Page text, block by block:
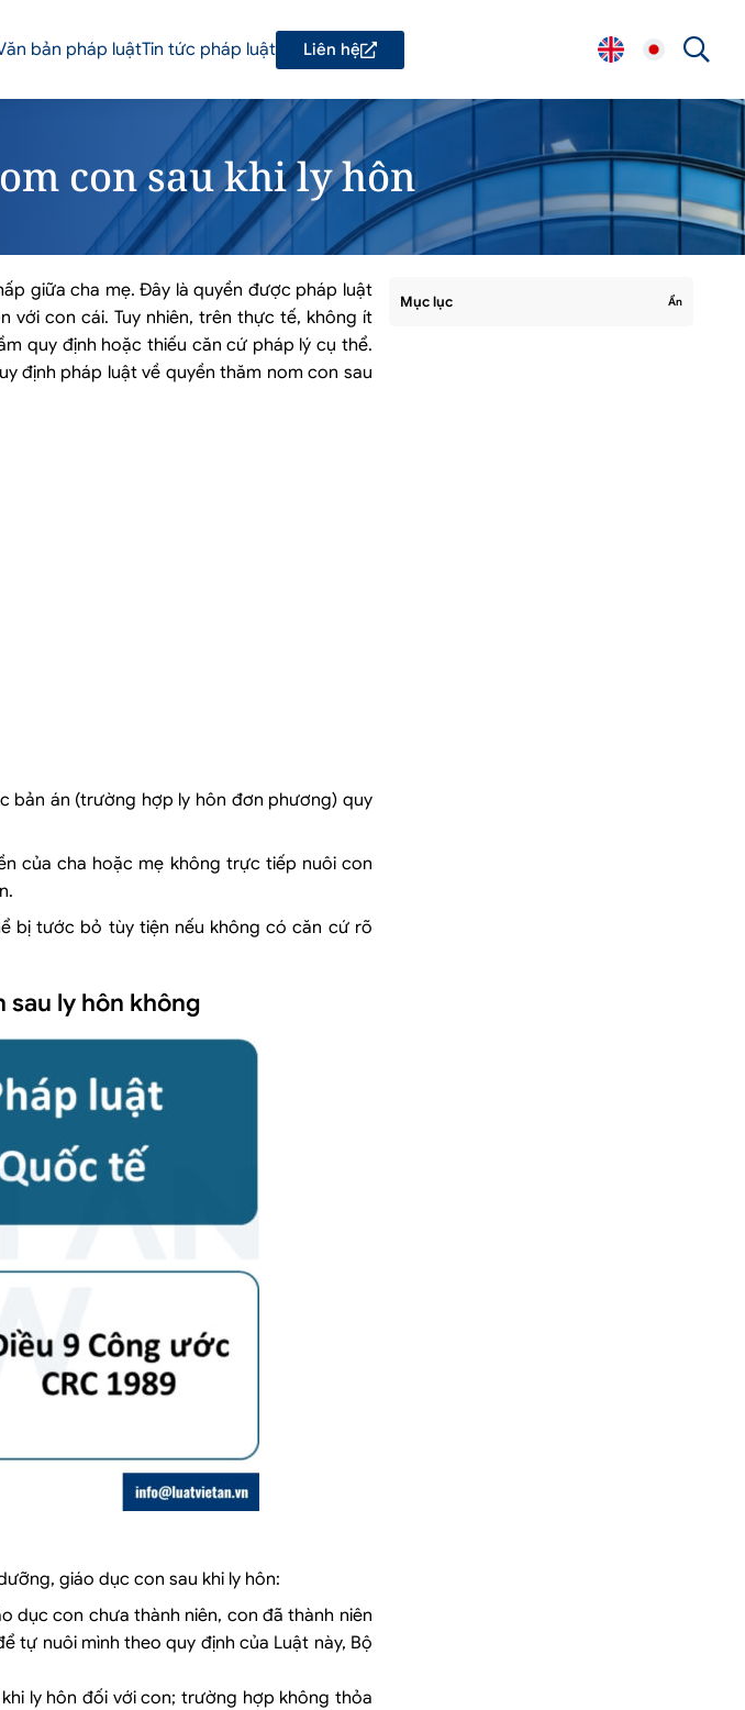
bản pháp luậtTin tức pháp luật Liên hệ
con sau khi ly hôn
giữa cha mẹ. Đây là quyền được pháp luật
với con cái. Tuy nhiên, trên thực tế, không ít
quy định hoặc thiếu căn cứ pháp lý cụ thể.
định pháp luật về quyền thăm nom con sau
bản án (trường hợp ly hôn đơn phương) quy
của cha hoặc mẹ không trực tiếp nuôi con
bị tước bỏ tùy tiện nếu không có căn cứ rõ
sau ly hôn không
giáo dục con sau khi ly hôn:
dục con chưa thành niên, con đã thành niên
tự nuôi mình theo quy định của Luật này, Bộ
ly hôn đối với con; trường hợp không thỏa
Mục lục Ẩn